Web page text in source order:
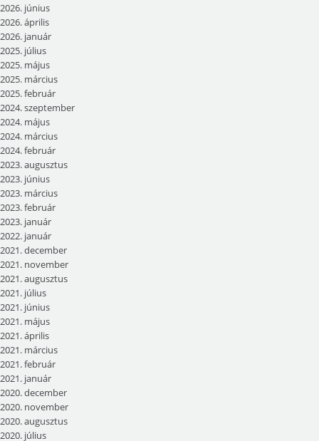
2026. június
2026. április
2026. január
2025. július
2025. május
2025. március
2025. február
2024. szeptember
2024. május
2024. március
2024. február
2023. augusztus
2023. június
2023. március
2023. február
2023. január
2022. január
2021. december
2021. november
2021. augusztus
2021. július
2021. június
2021. május
2021. április
2021. március
2021. február
2021. január
2020. december
2020. november
2020. augusztus
2020. július